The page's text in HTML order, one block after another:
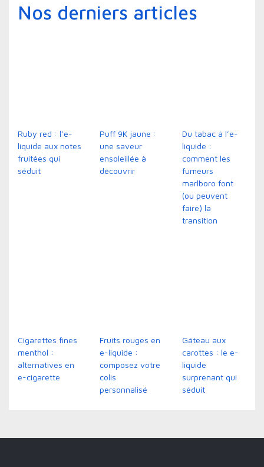
Nos derniers articles
Ruby red : l’e-
liquide aux notes
fruitées qui
séduit
Puff 9K jaune :
une saveur
ensoleillée à
découvrir
Du tabac à l’e-
liquide :
comment les
fumeurs
marlboro font
(ou peuvent
faire) la
transition
Cigarettes fines
menthol :
alternatives en
e-cigarette
Fruits rouges en
e-liquide :
composez votre
colis
personnalisé
Gâteau aux
carottes : le e-
liquide
surprenant qui
séduit